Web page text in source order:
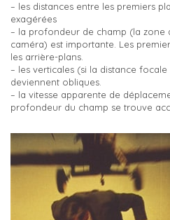
– les distances entre les premiers
exagérées
– la profondeur de champ (la zone
caméra) est importante. Les
les arrière-plans.
– les verticales (si la distance
deviennent obliques.
– la vitesse apparente de
profondeur du champ se trouve